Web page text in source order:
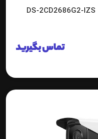
تماس بگیرید